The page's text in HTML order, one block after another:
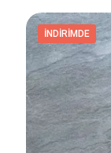
İNDIRIMDE